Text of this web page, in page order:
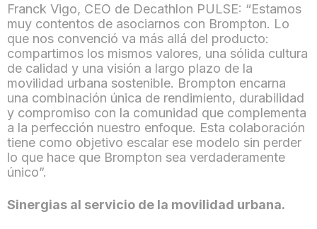
Franck Vigo, CEO de Decathlon PULSE: “Estamos
muy contentos de asociarnos con Brompton. Lo
que nos convenció va más allá del producto:
compartimos los mismos valores, una sólida cultura
de calidad y una visión a largo plazo de la
movilidad urbana sostenible. Brompton encarna
una combinación única de rendimiento, durabilidad
y compromiso con la comunidad que complementa
a la perfección nuestro enfoque. Esta colaboración
tiene como objetivo escalar ese modelo sin perder
lo que hace que Brompton sea verdaderamente
único”.
Sinergias al servicio de la movilidad urbana.